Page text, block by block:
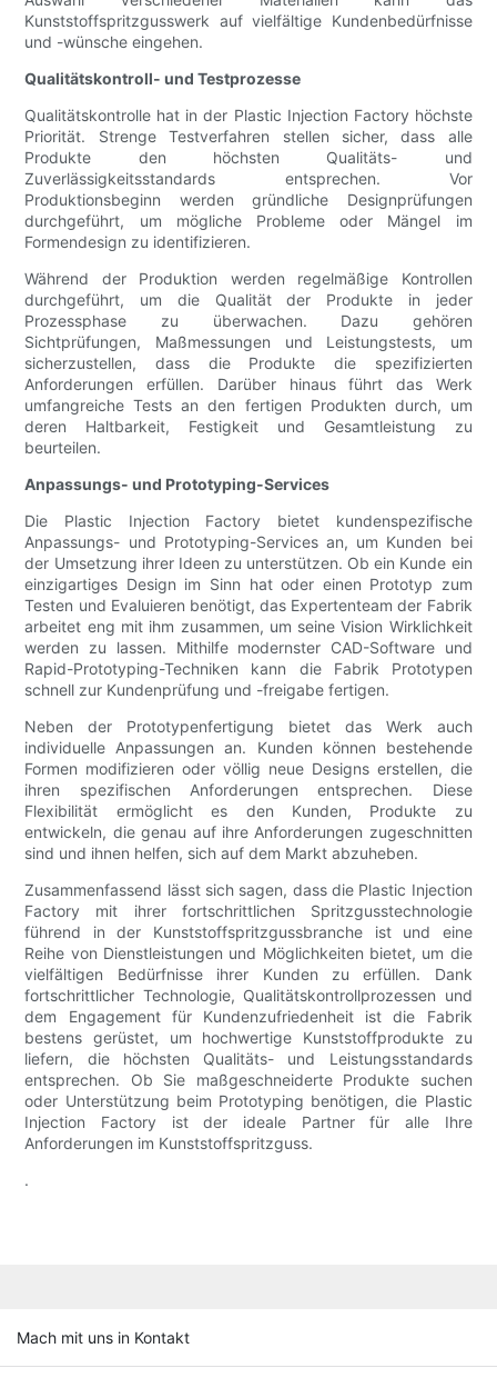
Kunststoffspritzgusswerk auf vielfältige Kundenbedürfnisse
und -wünsche eingehen.
Qualitätskontroll- und Testprozesse
Qualitätskontrolle hat in der Plastic Injection Factory höchste
Priorität. Strenge Testverfahren stellen sicher, dass alle
Produkte den höchsten Qualitäts- und
Zuverlässigkeitsstandards entsprechen. Vor
Produktionsbeginn werden gründliche Designprüfungen
durchgeführt, um mögliche Probleme oder Mängel im
Formendesign zu identifizieren.
Während der Produktion werden regelmäßige Kontrollen
durchgeführt, um die Qualität der Produkte in jeder
Prozessphase zu überwachen. Dazu gehören
Sichtprüfungen, Maßmessungen und Leistungstests, um
sicherzustellen, dass die Produkte die spezifizierten
Anforderungen erfüllen. Darüber hinaus führt das Werk
umfangreiche Tests an den fertigen Produkten durch, um
deren Haltbarkeit, Festigkeit und Gesamtleistung zu
beurteilen.
Anpassungs- und Prototyping-Services
Die Plastic Injection Factory bietet kundenspezifische
Anpassungs- und Prototyping-Services an, um Kunden bei
der Umsetzung ihrer Ideen zu unterstützen. Ob ein Kunde ein
einzigartiges Design im Sinn hat oder einen Prototyp zum
Testen und Evaluieren benötigt, das Expertenteam der Fabrik
arbeitet eng mit ihm zusammen, um seine Vision Wirklichkeit
werden zu lassen. Mithilfe modernster CAD-Software und
Rapid-Prototyping-Techniken kann die Fabrik Prototypen
schnell zur Kundenprüfung und -freigabe fertigen.
Neben der Prototypenfertigung bietet das Werk auch
individuelle Anpassungen an. Kunden können bestehende
Formen modifizieren oder völlig neue Designs erstellen, die
ihren spezifischen Anforderungen entsprechen. Diese
Flexibilität ermöglicht es den Kunden, Produkte zu
entwickeln, die genau auf ihre Anforderungen zugeschnitten
sind und ihnen helfen, sich auf dem Markt abzuheben.
Zusammenfassend lässt sich sagen, dass die Plastic Injection
Factory mit ihrer fortschrittlichen Spritzgusstechnologie
führend in der Kunststoffspritzgussbranche ist und eine
Reihe von Dienstleistungen und Möglichkeiten bietet, um die
vielfältigen Bedürfnisse ihrer Kunden zu erfüllen. Dank
fortschrittlicher Technologie, Qualitätskontrollprozessen und
dem Engagement für Kundenzufriedenheit ist die Fabrik
bestens gerüstet, um hochwertige Kunststoffprodukte zu
liefern, die höchsten Qualitäts- und Leistungsstandards
entsprechen. Ob Sie maßgeschneiderte Produkte suchen
oder Unterstützung beim Prototyping benötigen, die Plastic
Injection Factory ist der ideale Partner für alle Ihre
Anforderungen im Kunststoffspritzguss.
.
Mach mit uns in Kontakt